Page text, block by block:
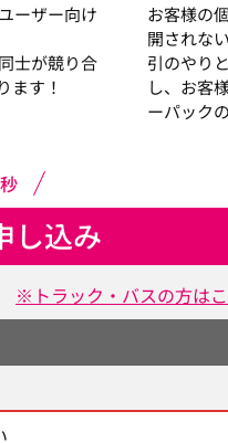
ーザー向け
士が競り合
ます！
お客様の
開されな
引のやり
し、お客
ーパック
し込み
※トラック・バスの方は